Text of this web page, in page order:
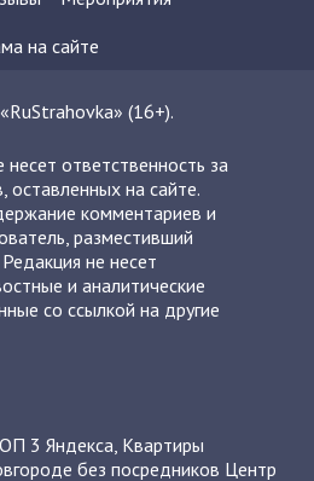
на сайте
(16+).
ответственность за
оставленных на сайте.
комментариев и
разместивший
не несет
и аналитические
со ссылкой на другие
3 Яндекса, Квартиры
без посредников Центр